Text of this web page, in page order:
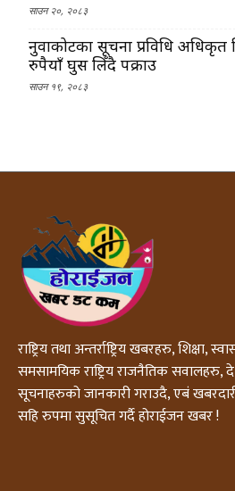
साउन २०, २०८३
नुवाकोटका सूचना प्रविधि अधिकृत
रुपैयाँ घुस लिँदै पक्राउ
साउन १९, २०८३
राष्ट्रिय तथा अन्तर्राष्ट्रिय खबरहरु, शिक्षा,
समसामयिक राष्ट्रिय राजनैतिक सवालहरु,
सूचनाहरुको जानकारी गराउदै, एबं
सहि रुपमा सुसूचित गर्दै होराईजन खबर !